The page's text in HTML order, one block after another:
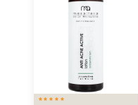
Азелаиновый
Мультикислотный
Поверхностно-срединный